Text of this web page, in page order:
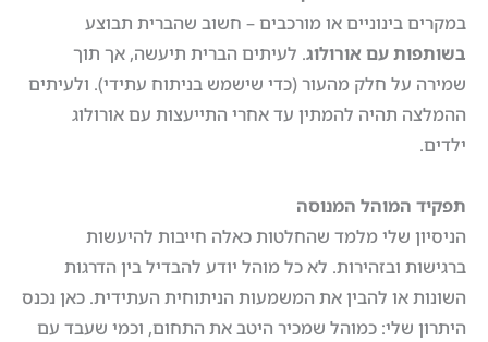
במקרים בינוניים או מורכבים – חשוב שהברית תבוצע
בשותפות עם אורולוג. לעיתים הברית תיעשה, אך תוך
שמירה על חלק מהעור (כדי שישמש בניתוח עתידי). ולעיתים
ההמלצה תהיה להמתין עד אחרי התייעצות עם אורולוג
ילדים.
תפקיד המוהל המנוסה
הניסיון שלי מלמד שהחלטות כאלה חייבות להיעשות
ברגישות ובזהירות. לא כל מוהל יודע להבדיל בין הדרגות
השונות או להבין את המשמעות הניתוחית העתידית. כאן נכנס
היתרון שלי: כמוהל שמכיר היטב את התחום, וכמי שעבד עם